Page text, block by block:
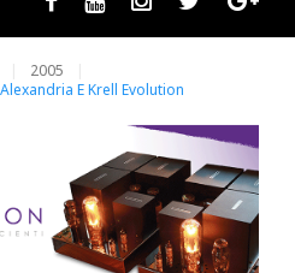
Facebook
Youtube InstagramTwitter
2005
E Krell Evolution